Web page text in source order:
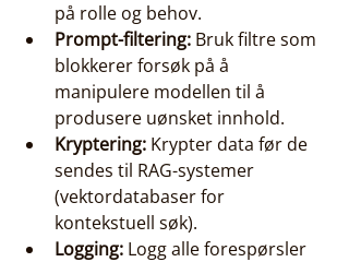
på rolle og behov.
Prompt-filtering: Bruk filtre som
blokkerer forsøk på å
manipulere modellen til å
produsere uønsket innhold.
Kryptering: Krypter data før de
sendes til RAG-systemer
(vektordatabaser for
kontekstuell søk).
Logging: Logg alle forespørsler